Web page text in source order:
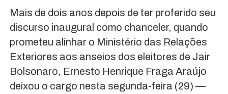
Mais de dois anos depois de ter proferido seu
discurso inaugural como chanceler, quando
prometeu alinhar o Ministério das Relações
Exteriores aos anseios dos eleitores de Jair
Bolsonaro, Ernesto Henrique Fraga Araújo
deixou o cargo nesta segunda-feira (29) —